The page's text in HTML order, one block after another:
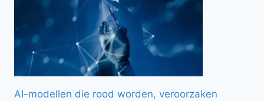
AI-modellen die rood worden, veroorzaken